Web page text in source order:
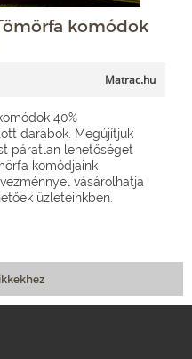
komódok
Matrac.hu
40%
darabok. Megújítjuk
páratlan lehetőséget
komódjaink
vásárolhatja
üzleteinkben.